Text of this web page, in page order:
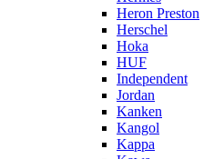
Heron Preston
Hersсhel
Hoka
HUF
Independent
Jordan
Kanken
Kangol
Kappa